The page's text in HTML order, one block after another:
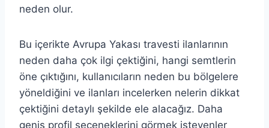
neden olur.
Bu içerikte Avrupa Yakası travesti ilanlarının
neden daha çok ilgi çektiğini, hangi semtlerin
öne çıktığını, kullanıcıların neden bu bölgelere
yöneldiğini ve ilanları incelerken nelerin dikkat
çektiğini detaylı şekilde ele alacağız. Daha
geniş profil seçeneklerini görmek isteyenler